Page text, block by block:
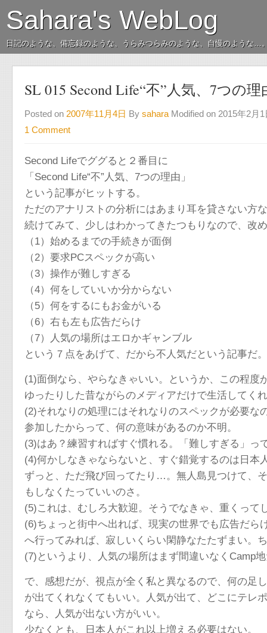
Sahara's WebLog
日記のような、備忘録のような、うらみつらみのような、自慢のような…
SL 015 Second Life“不”人気、7つの理
Posted on 2007年11月4日 By sahara Modified on 2015年2月1
1 Comment
Second Lifeでググると２番目に
「Second Life“不”人気、7つの理由」
という記事がヒットする。
ただのアナリストの分析にはあまり耳を貸さない方
続けてみて、少しはわかってきたつもりなので、改
（1）始めるまでの手続きが面倒
（2）要求PCスペックが高い
（3）操作が難しすぎる
（4）何をしていいか分からない
（5）何をするにもお金がいる
（6）右も左も広告だらけ
（7）人気の場所はエロかギャンブル
という７点をあげて、だから不人気だという記事だ。
(1)面倒なら、やらなきゃいい。というか、この程
ゆったりした昔ながらのメディアだけで生活してく
(2)それなりの処理にはそれなりのスペックが必要
参加したからって、何の意味があるのか不明。
(3)はあ？練習すればすぐ慣れる。「難しすぎる」っ
(4)何かしなきゃならないと、すぐ錯覚するのは日
ずっと、ただ飛び回ってたり…。無人島見つけて、
もしなくたっていいのさ。
(5)これは、むしろ大歓迎。そうでなきゃ、重くって
(6)ちょっと街中へ出れば、現実の世界でも広告だ
へ行ってみれば、寂しいくらい閑静なたたずまい。
(7)というより、人気の場所はまず間違いなくCamp
で、感想だが、視点が全く私と異なるので、何の足
が出てくれなくてもいい。人気が出て、どこにテレ
なら、人気が出ない方がいい。
少なくとも、日本人がこれ以上増える必要はない。